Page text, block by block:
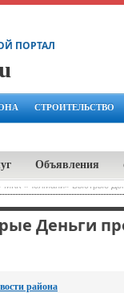
ПОРТАЛ
СТРОИТЕЛЬСТВО
Объявления
«ЧелМани» Быстрые
Деньги
района